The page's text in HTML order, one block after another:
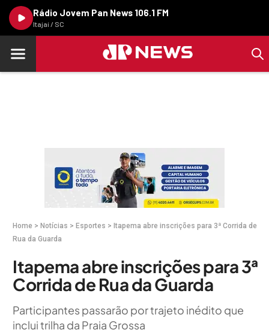
Rádio Jovem Pan News 106.1 FM
Itajaí / SC
Home > Notícias > Esportes > Itapema abre inscrições para 3ª Corrida de
Rua da Guarda
Itapema abre inscrições para 3ª
Corrida de Rua da Guarda
Participantes passarão por trajeto inédito que
inclui trilha da Praia Grossa